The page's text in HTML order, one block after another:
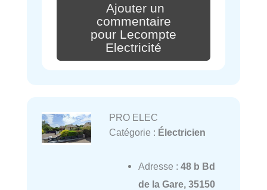
Ajouter un
commentaire
pour Lecompte
Electricité
PRO ELEC
Catégorie : Électricien
Adresse : 48 b Bd
de la Gare, 35150